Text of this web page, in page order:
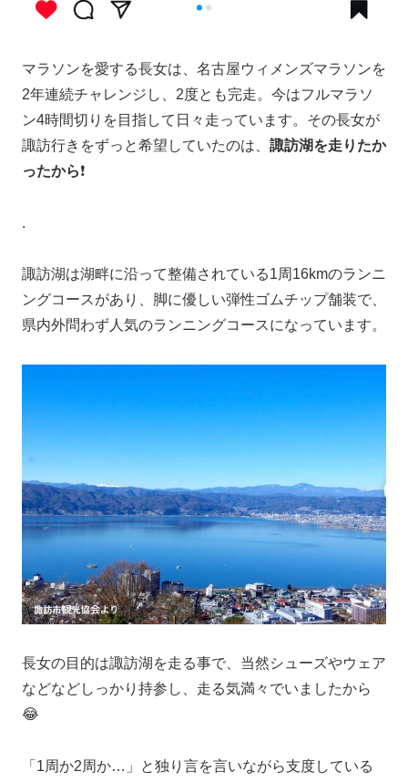
マラソンを愛する長女は、名古屋ウィメンズマラソンを
2年連続チャレンジし、2度とも完走。今はフルマラソ
ン4時間切りを目指して日々走っています。その長女が
諏訪行きをずっと希望していたのは、 諏訪湖を走りたか
ったから❗️
.
諏訪湖は湖畔に沿って整備されている1周16kmのランニ
ングコースがあり、脚に優しい弾性ゴムチップ舗装で、
県内外問わず人気のランニングコースになっています。
長女の目的は諏訪湖を走る事で、当然シューズやウェア
などなどしっかり持参し、走る気満々でいましたから
😂
「1周か2周か…」と独り言を言いながら支度している